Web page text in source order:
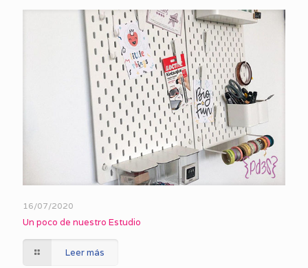
16/07/2020
Un poco de nuestro Estudio
Leer más